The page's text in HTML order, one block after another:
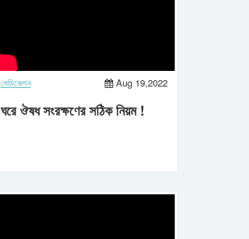
মেডিকেশন Aug 19,2022
ঘরে ঔষধ সংরক্ষণের সঠিক নিয়ম !